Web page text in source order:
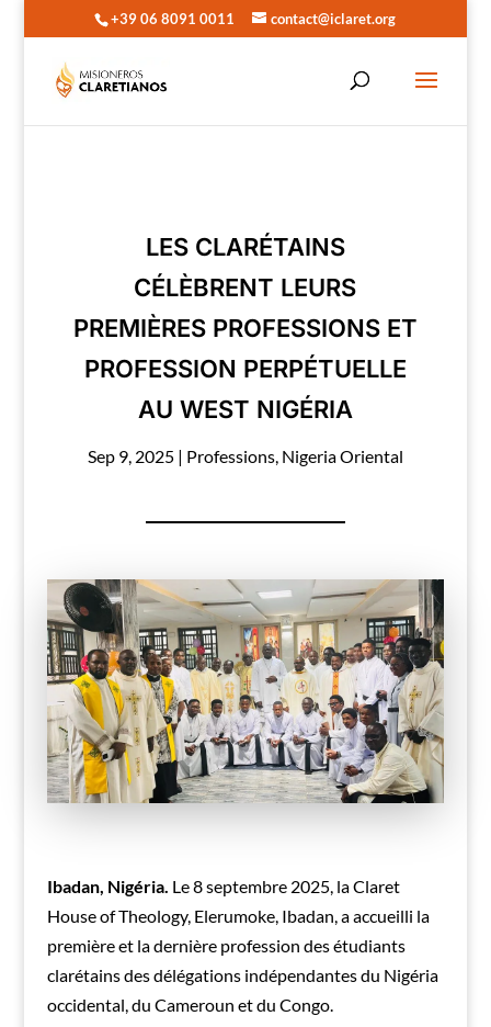
+39 06 8091 0011 contact@iclaret.org
LES CLARÉTAINS
CÉLÈBRENT LEURS
PREMIÈRES PROFESSIONS ET
PROFESSION PERPÉTUELLE
AU WEST NIGÉRIA
Sep 9, 2025| Professions, Nigeria Oriental
Ibadan, Nigéria. Le 8 septembre 2025, la Claret
House of Theology, Elerumoke, Ibadan, a accueilli la
première et la dernière profession des étudiants
clarétains des délégations indépendantes du Nigéria
occidental, du Cameroun et du Congo.